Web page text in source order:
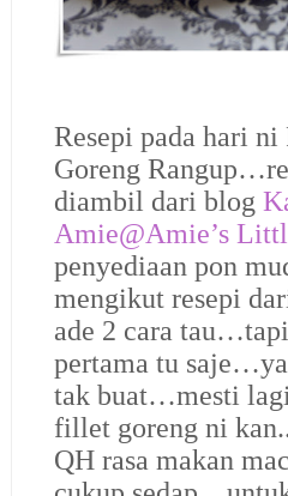
Resepi pada hari
Goreng
diambil dari blog
Amie@Amie’s
penyediaan pon
mengikut resepi
ade 2 cara
pertama tu
tak buat…mesti lagi
fillet goreng ni
QH rasa makan